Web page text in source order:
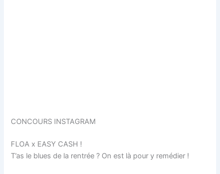
CONCOURS INSTAGRAM
FLOA x EASY CASH !
T’as le blues de la rentrée ? On est là pour y remédier !